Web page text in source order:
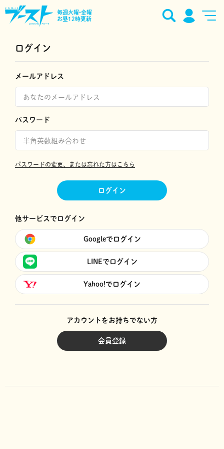
毎週火曜•金曜
お昼12時更新
ログイン
メールアドレス
パスワード
パスワードの変更、または忘れた方はこちら
ログイン
他サービスでログイン
Googleでログイン
LINEでログイン
Yahoo!でログイン
アカウントをお持ちでない方
会員登録